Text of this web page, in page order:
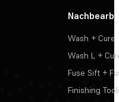
Wash + Cure
Wash L +
Fuse Sift +
Finishing